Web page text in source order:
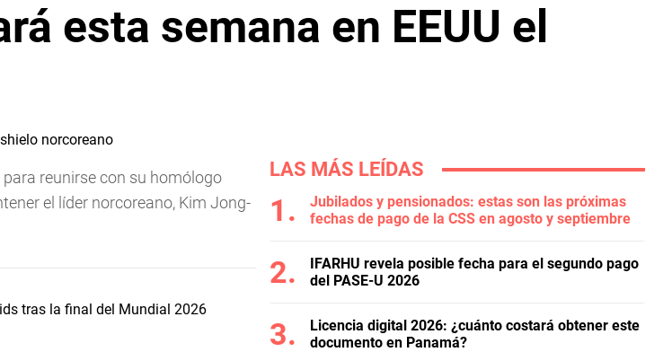
esta semana en EEUU el
reunirse con su homólogo
el líder norcoreano, Kim Jong-
tras la final del Mundial 2026
LAS MÁS LEÍDAS
Jubilados y pensionados: estas son las próximas
fechas de pago de la CSS en agosto y septiembre
IFARHU revela posible fecha para el segundo pago
del PASE-U 2026
Licencia digital 2026: ¿cuánto costará obtener este
documento en Panamá?